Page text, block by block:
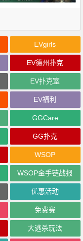
EVgirls
EV德州扑克
EV扑克室
EV福利
GGCare
GG扑克
WSOP
WSOP金手链战报
优惠活动
免费赛
大逃杀玩法